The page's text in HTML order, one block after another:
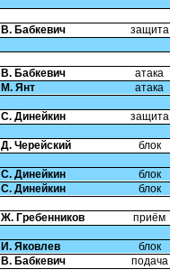
В. Бабкевич защита
В. Бабкевич
атака
М. Янт атака
С. Динейкин защита
Д. Черейский блок
С. Динейкин
блок
С. Динейкин блок
Ж. Гребенников приём
И. Яковлев
блок
В. Бабкевич подача